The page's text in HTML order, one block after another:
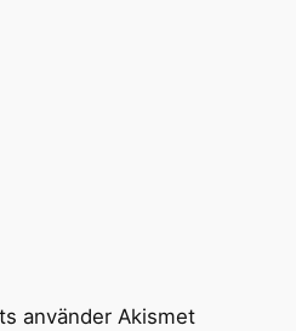
använder Akismet